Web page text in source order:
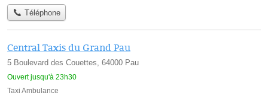
Téléphone
Central Taxis du Grand Pau
5 Boulevard des Couettes, 64000 Pau
Ouvert jusqu'à 23h30
Taxi Ambulance